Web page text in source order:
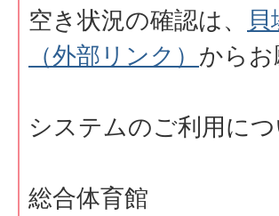
空き状況の確認は、
（外部リンク） から
システムのご利用に
総合体育館